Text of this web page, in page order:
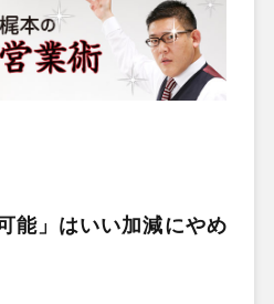
能」はいい加減にやめ